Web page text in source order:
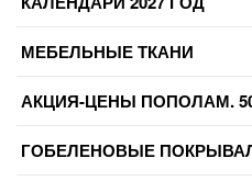
МЕБЕЛЬНЫЕ ТКАНИ
АКЦИЯ-ЦЕНЫ ПОПОЛАМ.
ГОБЕЛЕНОВЫЕ